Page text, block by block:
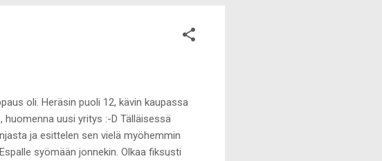
oli. Heräsin puoli 12, kävin kaupassa
uusi yritys :-D Tälläisessä
ja esittelen sen vielä myöhemmin
syömään jonnekin. Olkaa fiksusti